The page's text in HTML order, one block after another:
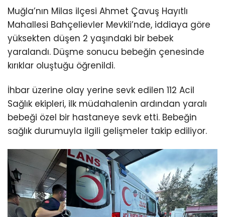
Muğla’nın Milas ilçesi Ahmet Çavuş Hayıtlı
Mahallesi Bahçelievler Mevkii’nde, iddiaya göre
yüksekten düşen 2 yaşındaki bir bebek
yaralandı. Düşme sonucu bebeğin çenesinde
kırıklar oluştuğu öğrenildi.
İhbar üzerine olay yerine sevk edilen 112 Acil
Sağlık ekipleri, ilk müdahalenin ardından yaralı
bebeği özel bir hastaneye sevk etti. Bebeğin
sağlık durumuyla ilgili gelişmeler takip ediliyor.